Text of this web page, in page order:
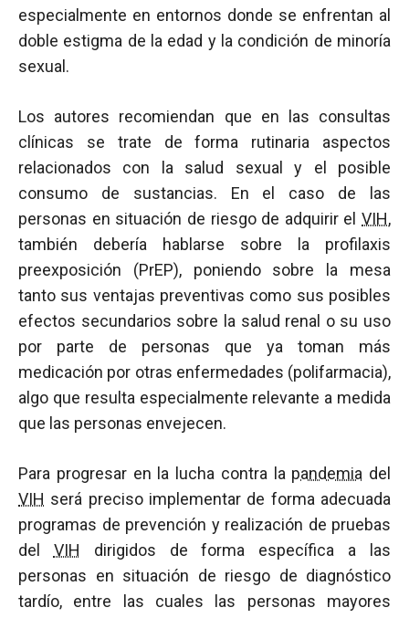
especialmente en entornos donde se enfrentan al
doble estigma de la edad y la condición de minoría
sexual.
Los autores recomiendan que en las consultas
clínicas se trate de forma rutinaria aspectos
relacionados con la salud sexual y el posible
consumo de sustancias. En el caso de las
personas en situación de riesgo de adquirir el VIH,
también debería hablarse sobre la profilaxis
preexposición (PrEP), poniendo sobre la mesa
tanto sus ventajas preventivas como sus posibles
efectos secundarios sobre la salud renal o su uso
por parte de personas que ya toman más
medicación por otras enfermedades (polifarmacia),
algo que resulta especialmente relevante a medida
que las personas envejecen.
Para progresar en la lucha contra la pandemia del
VIH será preciso implementar de forma adecuada
programas de prevención y realización de pruebas
del VIH dirigidos de forma específica a las
personas en situación de riesgo de diagnóstico
tardío, entre las cuales las personas mayores